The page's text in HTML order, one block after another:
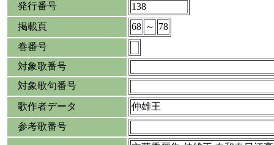
発行番号
138
掲載頁
68 ～ 78
巻番号
対象歌番号
対象歌句番号
歌作者データ
仲雄王
参考歌番号